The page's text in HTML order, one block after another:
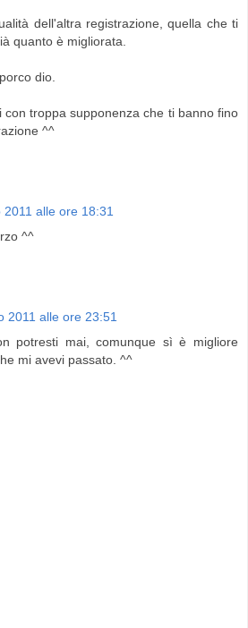
dell'altra registrazione, quella che ti
quanto è migliorata.
dio.
con troppa supponenza che ti banno fino
^^
2011 alle ore 18:31
^^
2011 alle ore 23:51
potresti mai, comunque sì è migliore
mi avevi passato. ^^